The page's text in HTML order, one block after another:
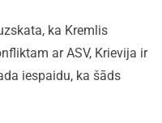
ka Kremlis
ar ASV, Krievija ir
iespaidu, ka šāds